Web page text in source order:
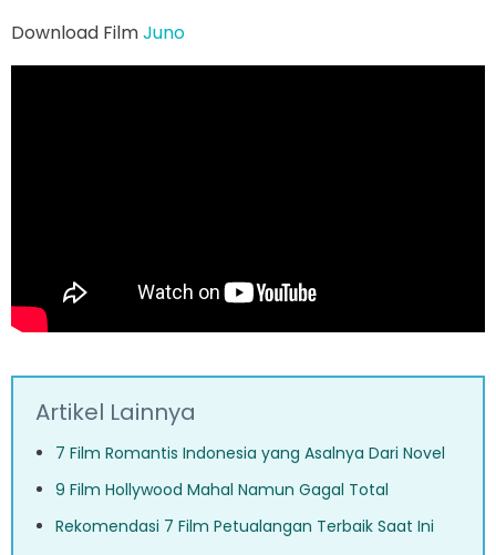
Download FilmJuno
Artikel Lainnya
7 Film Romantis Indonesia yang Asalnya Dari Novel
9 Film Hollywood Mahal Namun Gagal Total
Rekomendasi 7 Film Petualangan Terbaik Saat Ini